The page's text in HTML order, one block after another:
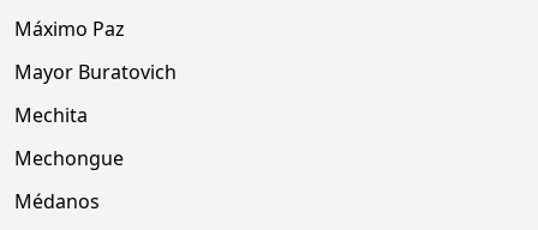
Máximo Paz
Mayor Buratovich
Mechita
Mechongue
Médanos